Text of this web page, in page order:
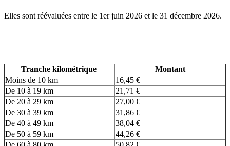
Elles sont réévaluées entre le 1er juin 2026 et le 31 décembre 2026.
Tranche kilométrique
Montant
Moins de 10 km
16,45 €
De 10 à 19 km
21,71 €
De 20 à 29 km
27,00 €
De 30 à 39 km
31,86 €
De 40 à 49 km
38,04 €
De 50 à 59 km
44,26 €